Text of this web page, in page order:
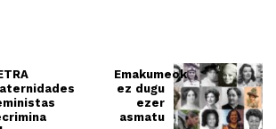
Emakumeok
ez dugu
ezer
asmatu